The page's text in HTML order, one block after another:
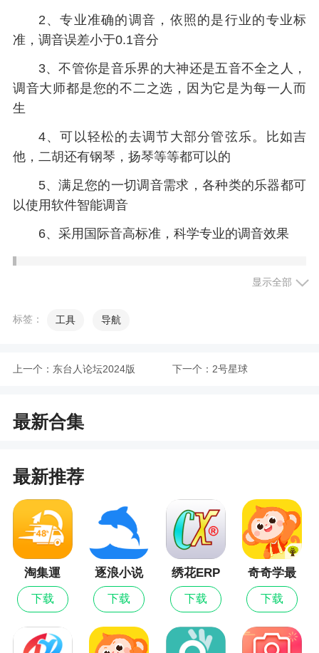
2、专业准确的调音，依照的是行业的专业标
准，调音误差小于0.1音分
3、不管你是音乐界的大神还是五音不全之人，
调音大师都是您的不二之选，因为它是为每一人而
生
4、可以轻松的去调节大部分管弦乐。比如吉
他，二胡还有钢琴，扬琴等等都可以的
5、满足您的一切调音需求，各种类的乐器都可
以使用软件智能调音
6、采用国际音高标准，科学专业的调音效果
1、这款软件可以帮助用户们随时调节乐器音
相关乐器，能够帮助用户在线进行乐器调音，拥有
3、小熊调音器，一款免费的吉他调音软件，可
以智能采集声音频率，获取数据分析，帮您调出合
适的效果。小熊调音器支持吉他，二胡，钢琴等乐
器设备，功能强大，学乐器的朋友们可以轻松下载
使用，本次带来小熊调音器下载
更新日志
适配更多手机型号。
显示全部
标签： 工具 导航
上一个： 东台人论坛2024版 下一个： 2号星球
最新合集
最新推荐
淘集運
下载
逐浪小说
下载
绣花ERP
下载
奇奇学最
新版
下载